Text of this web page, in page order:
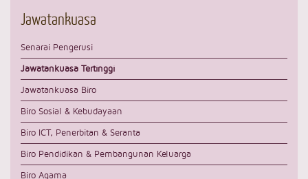
Jawatankuasa
Senarai Pengerusi
Jawatankuasa Tertinggi
Jawatankuasa Biro
Biro Sosial & Kebudayaan
Biro ICT, Penerbitan & Seranta
Biro Pendidikan & Pembangunan Keluarga
Biro Agama